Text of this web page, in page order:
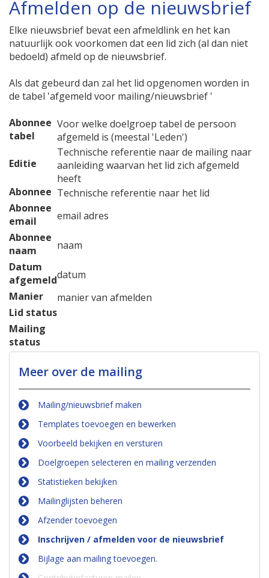
Afmelden op de nieuwsbrief
Elke nieuwsbrief bevat een afmeldlink en het kan
natuurlijk ook voorkomen dat een lid zich (al dan niet
bedoeld) afmeld op de nieuwsbrief.
Als dat gebeurd dan zal het lid opgenomen worden in
de tabel 'afgemeld voor mailing/nieuwsbrief '
Abonnee
tabel
Voor welke doelgroep tabel de persoon
afgemeld is (meestal 'Leden')
Editie
Technische referentie naar de mailing naar
aanleiding waarvan het lid zich afgemeld
heeft
Abonnee Technische referentie naar het lid
Abonnee
email
email adres
Abonnee
naam
naam
Datum
afgemelddatum
Manier
manier van afmelden
Lid status
Mailing
status
Meer over de mailing
Mailing/nieuwsbrief maken
Templates toevoegen en bewerken
Voorbeeld bekijken en versturen
Doelgroepen selecteren en mailing verzenden
Statistieken bekijken
Mailinglijsten beheren
Afzender toevoegen
Inschrijven / afmelden voor de nieuwsbrief
Bijlage aan mailing toevoegen.